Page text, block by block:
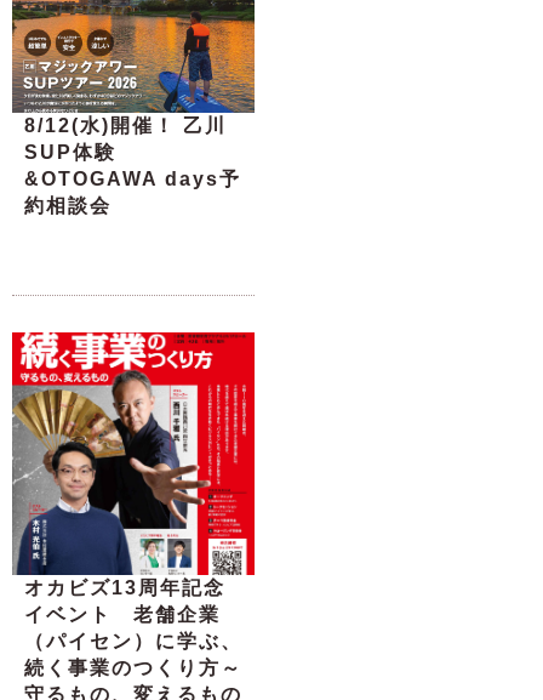
8/12(水)開催！ 乙川
SUP体験
&OTOGAWA days予
約相談会
オカビズ13周年記念
イベント 老舗企業
（パイセン）に学ぶ、
続く事業のつくり方～
守るもの、変えるもの